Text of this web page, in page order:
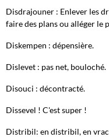
Disdrajouner : Enlever les
faire des plans ou alléger le
Diskempen : dépensière.
Dislevet : pas net, bouloché.
Disouci : décontracté.
Dissevel ! C'est super !
Distribil: en distribil, en